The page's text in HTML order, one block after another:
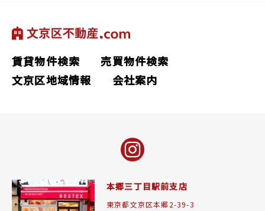
賃貸物件検索
売買物件検索
文京区地域情報
会社案内
本郷三丁目駅前支店
東京都文京区本郷2-39-3